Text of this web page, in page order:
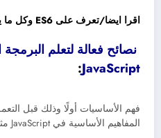
اقرا ايضا/تعرف على ES6 وكل ما يخصه لغة الجافا اسكريبت
JavaScript
:
المفاهيم الأساسية في JavaScript مثل: